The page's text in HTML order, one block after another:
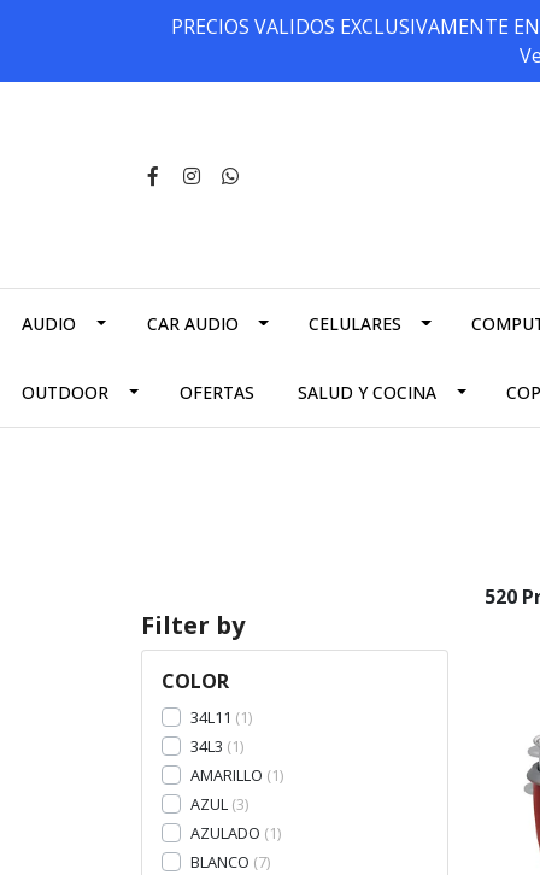
PRECIOS VALIDOS EXCLUSIVAMENTE
AUDIO CAR AUDIO CELULARES
OUTDOOR OFERTAS SALUD Y COCINA
Filter by
COLOR
34L11
1
34L3 1
AMARILLO 1
AZUL 3
AZULADO 1
BLANCO 7
520